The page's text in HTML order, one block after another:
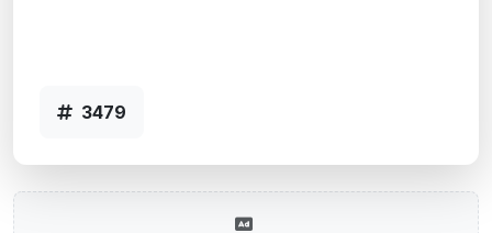
3479